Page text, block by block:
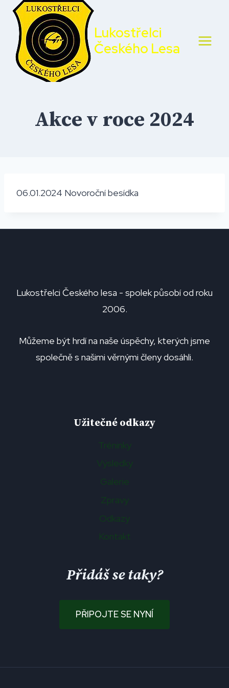
Přeskočit
obsah
Lukostřelci
Českého Lesa
Akce v roce 2024
06.01.2024 Novoroční besídka
Lukostřelci Českého lesa - spolek působí od roku
2006.
Můžeme být hrdí na naše úspěchy, kterých jsme
společně s našimi věrnými členy dosáhli.
Užitečné odkazy
Tréninky
Výsledky
Galerie
Zpravy
Odkazy
Kontakt
Přidáš se taky?
PŘIPOJTE SE NYNÍ